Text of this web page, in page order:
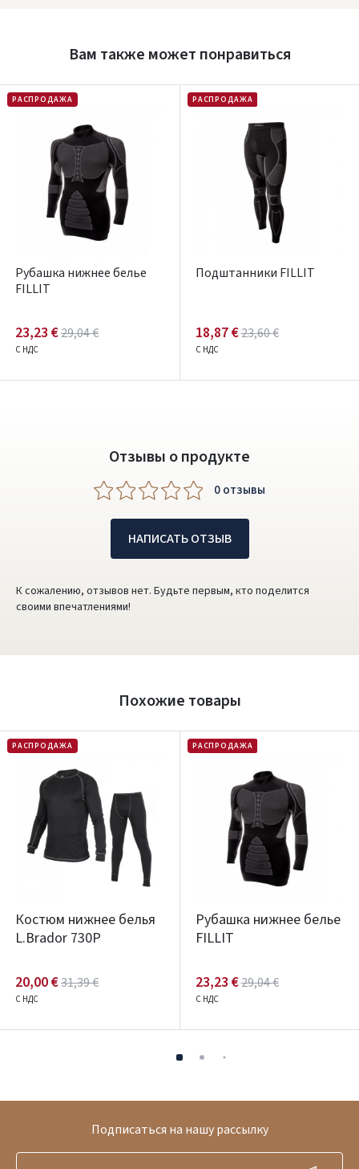
Вам также может понравиться
РАСПРОДАЖА
Рубашка нижнее белье
FILLIT
23,23 €29,04 €
С НДС
РАСПРОДАЖА
Подштанники FILLIT
18,87 €23,60 €
С НДС
Отзывы о продукте
0 oтзывы
НАПИСАТЬ ОТЗЫВ
К сожалению, отзывов нет. Будьте первым, кто поделится
своими впечатлениями!
Похожие товары
РАСПРОДАЖА
Костюм нижнее белья
L.Brador 730P
20,00 €31,39 €
С НДС
РАСПРОДАЖА
Рубашка нижнее белье
FILLIT
23,23 €29,04 €
С НДС
Подписаться на нашу рассылку
ARBA
Dar neturite paskyros? Registruokites